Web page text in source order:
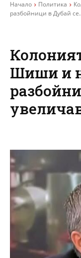
Начало Политика
разбойници в Дубай
Шиши и